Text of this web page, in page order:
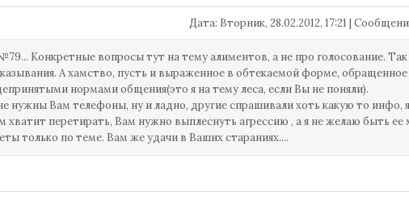
Дата: Вторник, 28.02.2012, 17:21 |
Конкретные вопросы тут на тему алиментов, а не про голосование.
А хамство, пусть и выраженное в обтекаемой форме,
нормами общения(это я на тему леса, если Вы не поняли).
нужны Вам телефоны, ну и ладно, другие спрашивали хоть какую то инфо,
хватит перетирать, Вам нужно выплеснуть агрессию , а я не желаю быть ее
только по теме. Вам же удачи в Ваших стараниях....